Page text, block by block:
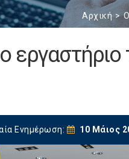
Αρχική
εργαστήριο
Ενημέρωση: 10 Μάιος